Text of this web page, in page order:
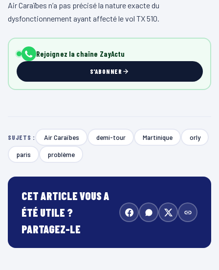
Air Caraïbes n’a pas précisé la nature exacte du
dysfonctionnement ayant affecté le vol TX 510.
Rejoignez la chaîne ZayActu
S'ABONNER
SUJETS : Air Caraïbes demi-tour Martinique orly
paris problème
CET ARTICLE VOUS A
ÉTÉ UTILE ?
PARTAGEZ-LE